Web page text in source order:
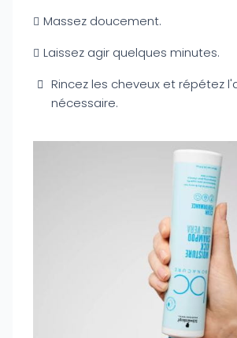
Massez doucement.
Laissez agir quelques minutes.
Rincez les cheveux et répétez
nécessaire.